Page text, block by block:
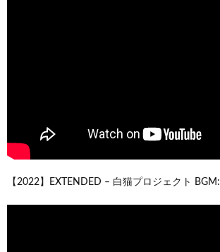
【2022】EXTENDED – 白猫プロジェクト BGM: